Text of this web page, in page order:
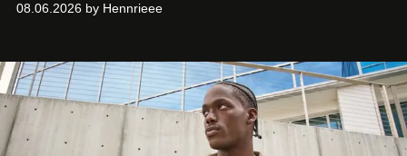
bước chuyển mình của 14 Casper sau chương trình, mà
của nam nghệ sĩ khi lần đầu tiên anh trình làng một MV
solo được đầu tư toàn diện từ sáng tác, sản xuất, trình
diễn đến hình ảnh.
08.06.2026 by Hennrieee